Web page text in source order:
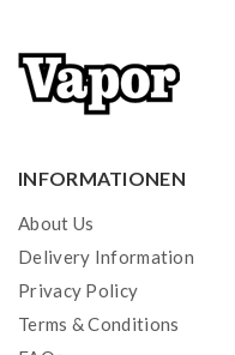
INFORMATIONEN
About Us
Delivery Information
Privacy Policy
Terms & Conditions